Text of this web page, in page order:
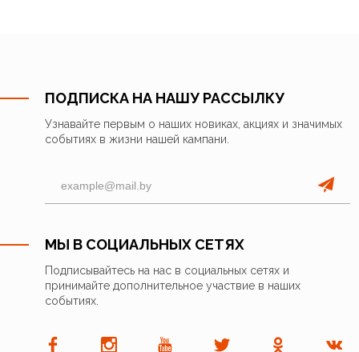
ПОДПИСКА НА НАШУ РАССЫЛКУ
Узнавайте первым о наших новиках, акциях и значимых
событиях в жизни нашей кампани.
МЫ В СОЦИАЛЬНЫХ СЕТЯХ
Подписывайтесь на нас в социальных сетях и
принимайте дополнительное участвие в наших
событиях.